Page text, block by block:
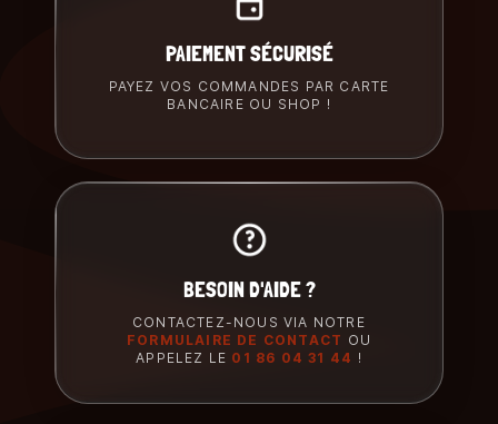
PAIEMENT SÉCURISÉ
PAYEZ VOS COMMANDES PAR CARTE
BANCAIRE OU SHOP !
BESOIN D'AIDE ?
CONTACTEZ-NOUS VIA NOTRE
FORMULAIRE DE CONTACT OU
APPELEZ LE 01 86 04 31 44 !